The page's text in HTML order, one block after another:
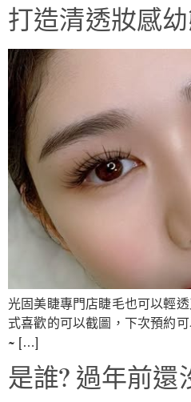
打造清透妝感
光固美睫專門店睫毛也可以輕
式喜歡的可以截圖，下次預約
~ […]
是誰? 過年前還